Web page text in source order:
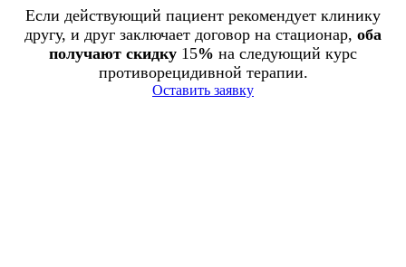
Если действующий пациент рекомендует клинику
другу, и друг заключает договор на стационар, оба
получают скидку 15% на следующий курс
противорецидивной терапии.
Оставить заявку